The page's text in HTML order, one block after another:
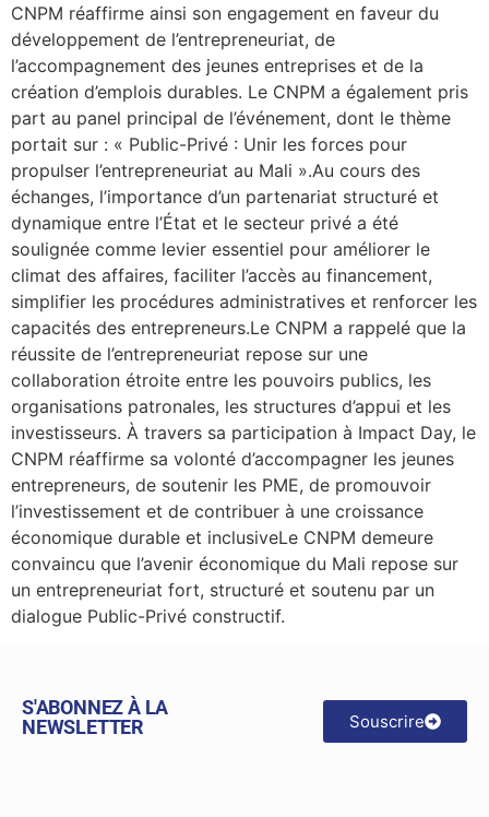
CNPM réaffirme ainsi son engagement en faveur du
développement de l’entrepreneuriat, de
l’accompagnement des jeunes entreprises et de la
création d’emplois durables. Le CNPM a également pris
part au panel principal de l’événement, dont le thème
portait sur : « Public-Privé : Unir les forces pour
propulser l’entrepreneuriat au Mali ».Au cours des
échanges, l’importance d’un partenariat structuré et
dynamique entre l’État et le secteur privé a été
soulignée comme levier essentiel pour améliorer le
climat des affaires, faciliter l’accès au financement,
simplifier les procédures administratives et renforcer les
capacités des entrepreneurs.Le CNPM a rappelé que la
réussite de l’entrepreneuriat repose sur une
collaboration étroite entre les pouvoirs publics, les
organisations patronales, les structures d’appui et les
investisseurs. À travers sa participation à Impact Day, le
CNPM réaffirme sa volonté d’accompagner les jeunes
entrepreneurs, de soutenir les PME, de promouvoir
l’investissement et de contribuer à une croissance
économique durable et inclusiveLe CNPM demeure
convaincu que l’avenir économique du Mali repose sur
un entrepreneuriat fort, structuré et soutenu par un
dialogue Public-Privé constructif.
S'ABONNEZ À LA
NEWSLETTER
Souscrire